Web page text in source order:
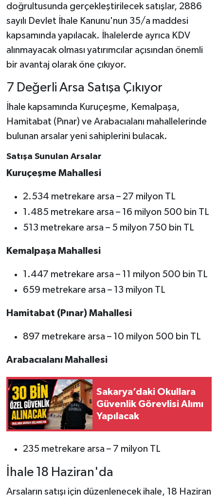
doğrultusunda gerçekleştirilecek satışlar, 2886
sayılı Devlet İhale Kanunu'nun 35/a maddesi
kapsamında yapılacak. İhalelerde ayrıca KDV
alınmayacak olması yatırımcılar açısından önemli
bir avantaj olarak öne çıkıyor.
7 Değerli Arsa Satışa Çıkıyor
İhale kapsamında Kuruçeşme, Kemalpaşa,
Hamitabat (Pınar) ve Arabacıalanı mahallelerinde
bulunan arsalar yeni sahiplerini bulacak.
Satışa Sunulan Arsalar
Kuruçeşme Mahallesi
2.534 metrekare arsa – 27 milyon TL
1.485 metrekare arsa – 16 milyon 500 bin TL
513 metrekare arsa – 5 milyon 750 bin TL
Kemalpaşa Mahallesi
1.447 metrekare arsa – 11 milyon 500 bin TL
659 metrekare arsa – 13 milyon TL
Hamitabat (Pınar) Mahallesi
897 metrekare arsa – 10 milyon 500 bin TL
Arabacıalanı Mahallesi
Sakarya’daki Okullara
Güvenlik Görevlisi Alımı
Yapılacak
235 metrekare arsa – 7 milyon TL
İhale 18 Haziran'da
Arsaların satışı için düzenlenecek ihale, 18 Haziran